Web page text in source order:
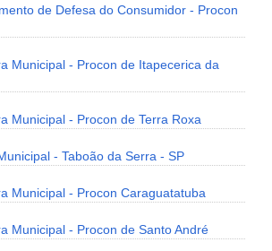
de Defesa do Consumidor - Procon
Municipal - Procon de Itapecerica da
Municipal - Procon de Terra Roxa
- Taboão da Serra - SP
Municipal - Procon Caraguatatuba
Municipal - Procon de Santo André